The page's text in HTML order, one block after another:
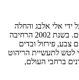
אלבגינו שיווק וסחר הוקמה בשנת 1998 על ידי אלי אלבג והחלה
את דרכה כיבואנית גלילי PVC לדלתות ומשטחים. בשנת 2002 הרחיבה
פירזול ובדים
לטש לתעשיית הריהוט
ברחבי העולם,